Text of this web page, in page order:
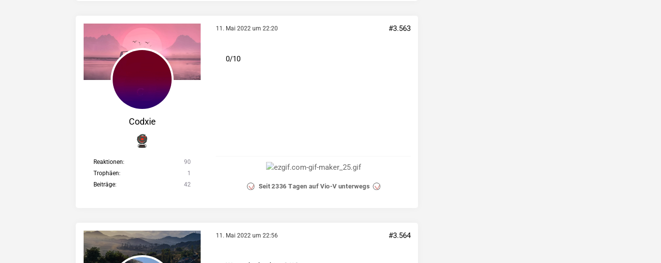
Codxie
Reaktionen
90
Trophäen
1
Beiträge
42
11. Mai 2022 um 22:20 #3.563
0/10
11. Mai 2022 um 22:56 #3.564